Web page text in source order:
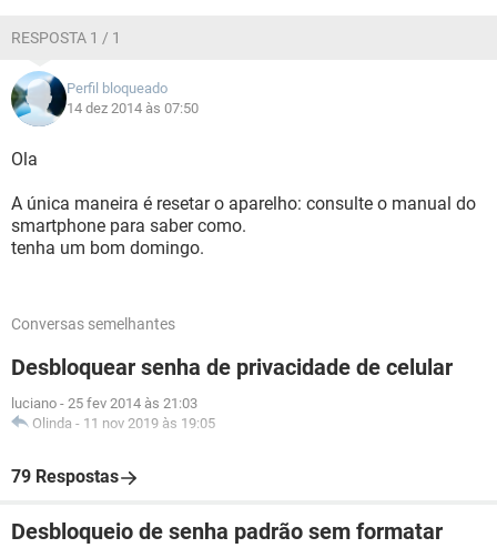
RESPOSTA 1 / 1
Perfil bloqueado
14 dez 2014 às 07:50
Ola
A única maneira é resetar o aparelho: consulte o manual do
smartphone para saber como.
tenha um bom domingo.
Conversas semelhantes
Desbloquear senha de privacidade de celular
luciano - 25 fev 2014 às 21:03
Olinda - 11 nov 2019 às 19:05
79 Respostas
Desbloqueio de senha padrão sem formatar